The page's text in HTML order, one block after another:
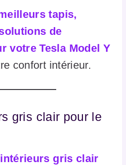
tapis,
de
votre Tesla Model Y
confort intérieur.
gris clair pour le
intérieurs gris clair